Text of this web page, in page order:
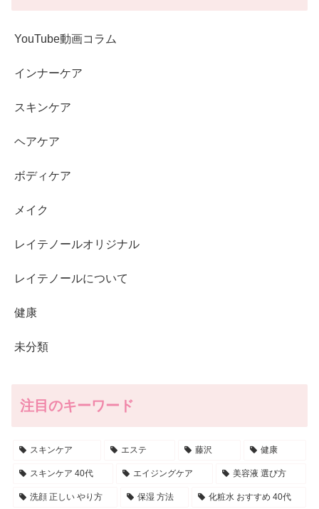
YouTube動画コラム
インナーケア
スキンケア
ヘアケア
ボディケア
メイク
レイテノールオリジナル
レイテノールについて
健康
未分類
注目のキーワード
スキンケア エステ 藤沢 健康
スキンケア 40代 エイジングケア 美容液 選び方
洗顔 正しい やり方 保湿 方法 化粧水 おすすめ 40代